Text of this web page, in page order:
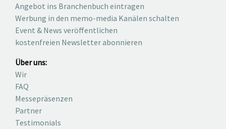
Angebot ins Branchenbuch eintragen
Werbung in den memo-media Kanälen schalten
Event & News veröffentlichen
kostenfreien Newsletter abonnieren
Über uns:
Wir
FAQ
Messepräsenzen
Partner
Testimonials